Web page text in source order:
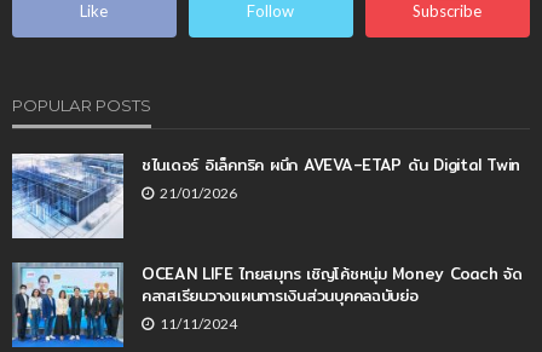
Like Follow Subscribe
POPULAR POSTS
ชไนเดอร์ อิเล็คทริค ผนึก AVEVA–ETAP ดัน Digital Twin
21/01/2026
OCEAN LIFE ไทยสมุทร เชิญโค้ชหนุ่ม Money Coach จัด
คลาสเรียนวางแผนการเงินส่วนบุคคลฉบับย่อ
11/11/2024